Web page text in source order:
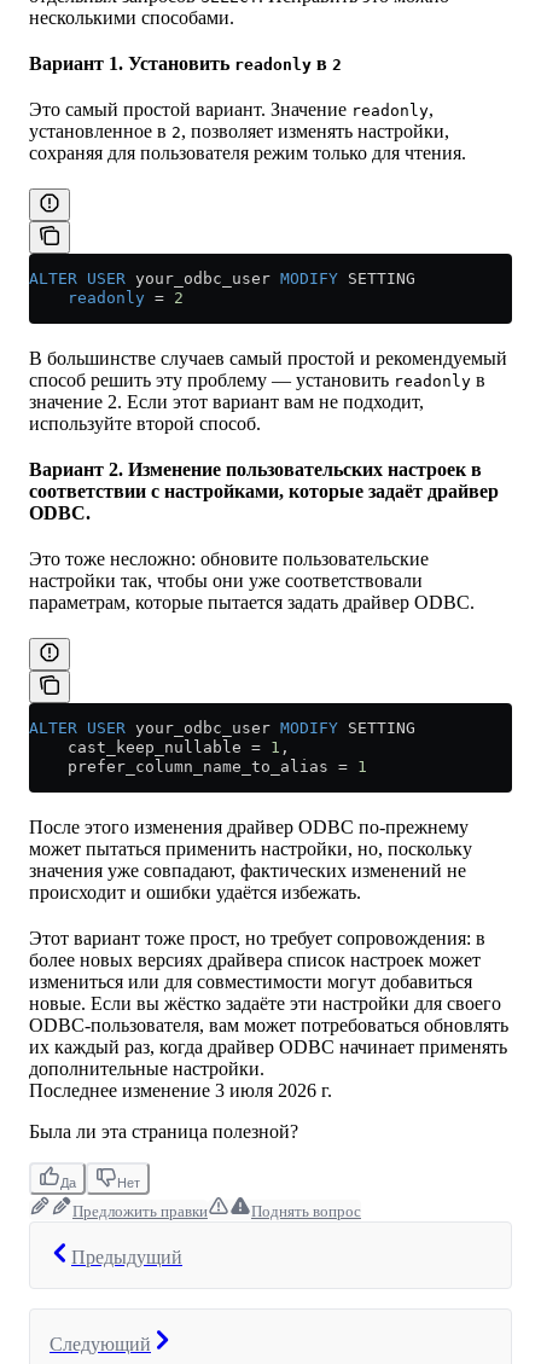
несколькими способами.
Вариант 1. Установить readonly в 2
Это самый простой вариант. Значение readonly,
установленное в 2, позволяет изменять настройки,
сохраняя для пользователя режим только для чтения.
ALTER USER your_odbc_user MODIFY SETTING
    readonly
= 2
В большинстве случаев самый простой и рекомендуемый
способ решить эту проблему — установить readonly в
значение 2. Если этот вариант вам не подходит,
используйте второй способ.
Вариант 2. Изменение пользовательских настроек в
соответствии с настройками, которые задаёт драйвер
ODBC.
Это тоже несложно: обновите пользовательские
настройки так, чтобы они уже соответствовали
параметрам, которые пытается задать драйвер ODBC.
ALTER USER your_odbc_user MODIFY SETTING
    cast_keep_nullable
= 1 ,
    prefer_column_name_to_alias
= 1
После этого изменения драйвер ODBC по-прежнему
может пытаться применить настройки, но, поскольку
значения уже совпадают, фактических изменений не
происходит и ошибки удаётся избежать.
Этот вариант тоже прост, но требует сопровождения: в
более новых версиях драйвера список настроек может
измениться или для совместимости могут добавиться
новые. Если вы жёстко задаёте эти настройки для своего
ODBC-пользователя, вам может потребоваться обновлять
их каждый раз, когда драйвер ODBC начинает применять
дополнительные настройки.
Последнее изменение 3 июля 2026 г.
Была ли эта страница полезной?
Да Нет
Предложить правки Поднять вопрос
Предыдущий
Следующий